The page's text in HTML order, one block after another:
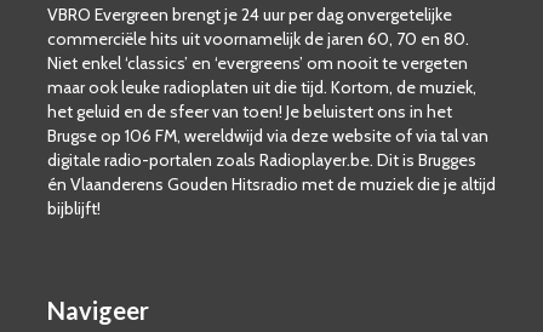
VBRO Evergreen brengt je 24 uur per dag onvergetelijke
commerciële hits uit voornamelijk de jaren 60, 70 en 80.
Niet enkel ‘classics’ en ‘evergreens’ om nooit te vergeten
maar ook leuke radioplaten uit die tijd. Kortom, de muziek,
het geluid en de sfeer van toen! Je beluistert ons in het
Brugse op 106 FM, wereldwijd via deze website of via tal van
digitale radio-portalen zoals Radioplayer.be. Dit is Brugges
én Vlaanderens Gouden Hitsradio met de muziek die je altijd
bijblijft!
Navigeer